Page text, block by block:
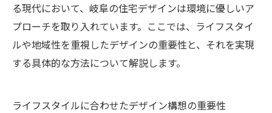
る現代において、岐阜の住宅デザインは環境に優しいア
プローチを取り入れています。ここでは、ライフスタイ
ルや地域性を重視したデザインの重要性と、それを実現
する具体的な方法について解説します。
ライフスタイルに合わせたデザイン構想の重要性